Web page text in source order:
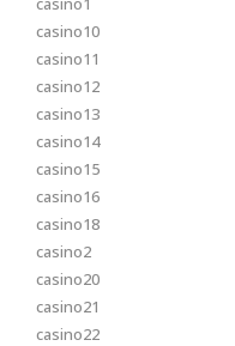
casino10
casino11
casino12
casino13
casino14
casino15
casino16
casino18
casino2
casino20
casino21
casino22